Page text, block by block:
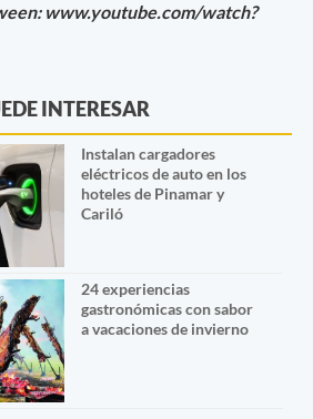
www.youtube.com/watch?
INTERESAR
Instalan cargadores
eléctricos de auto en los
hoteles de Pinamar y
Cariló
24 experiencias
gastronómicas con sabor
a vacaciones de invierno